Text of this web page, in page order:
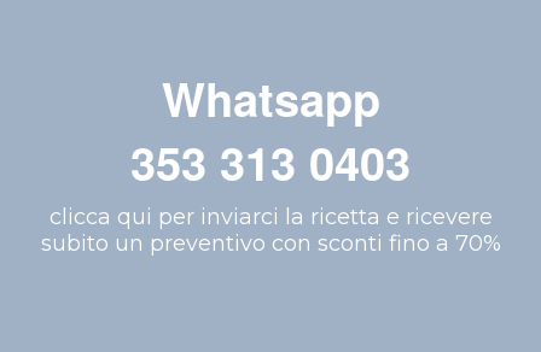
Whatsapp
353 313 0403
clicca qui per inviarci la ricetta e ricevere
subito un preventivo con sconti fino a 70%